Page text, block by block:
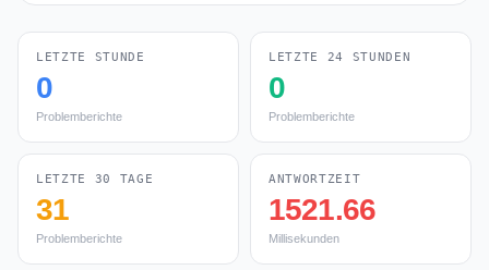
LETZTE STUNDE
0
Problemberichte
LETZTE 24 STUNDEN
0
Problemberichte
LETZTE 30 TAGE
31
Problemberichte
ANTWORTZEIT
1521.66
Millisekunden